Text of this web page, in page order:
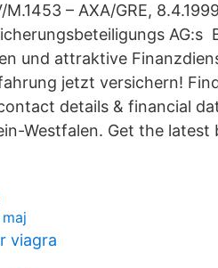
M.1453 – AXA/GRE,
AG:s
und attraktive
jetzt versichern!
details & financial
Westfalen. Get the
viagra